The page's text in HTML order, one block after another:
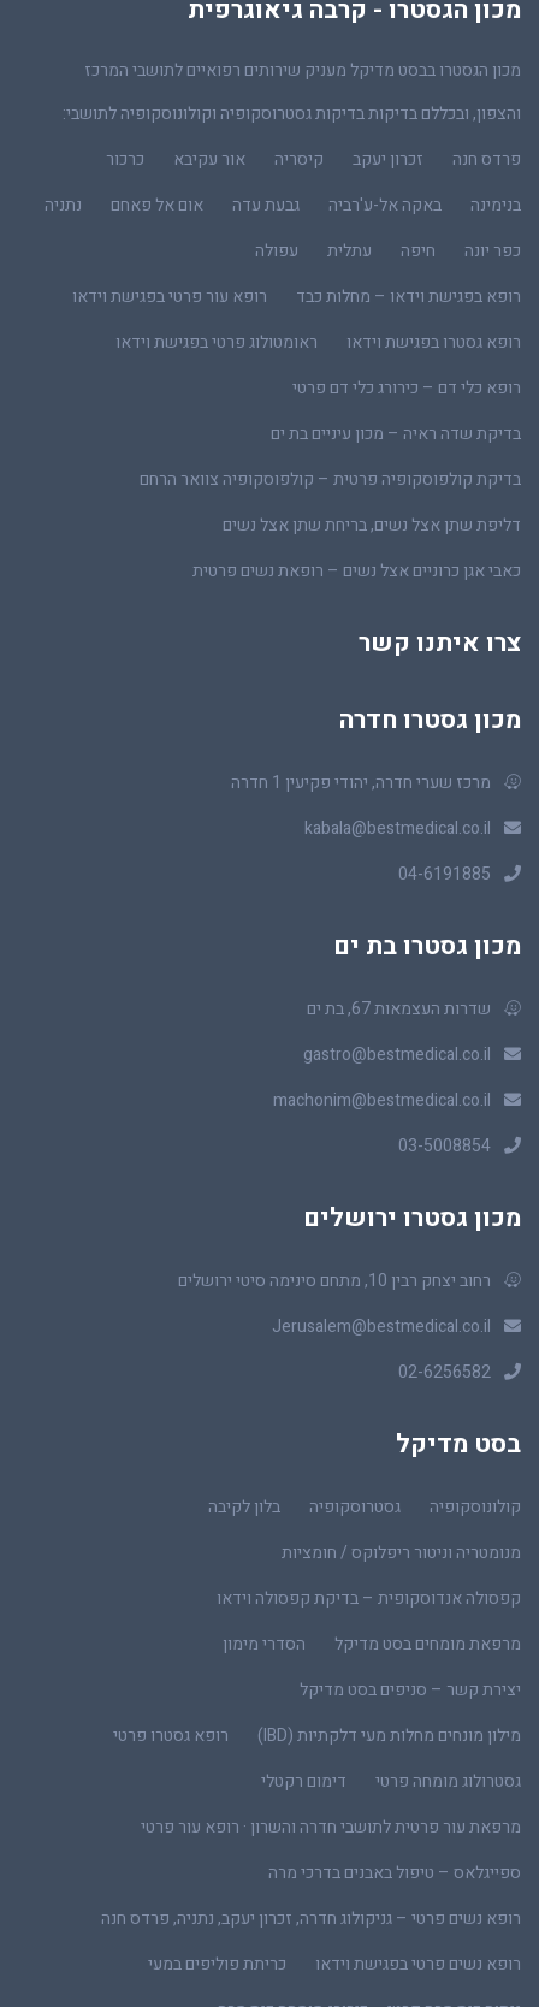
מכון הגסטרו - קרבה גיאוגרפית
מכון הגסטרו בבסט מדיקל מעניק שירותים רפואיים לתושבי המרכז
והצפון, ובכללם בדיקות בדיקות גסטרוסקופיה וקולונוסקופיה לתושבי:
פרדס חנה
זכרון יעקב קיסריה אור עקיבא
כרכור
בנימינה
באקה אל-ע'רביה גבעת עדה אום אל פאחם
נתניה
כפר יונה
חיפה עתלית
עפולה
רופא בפגישת וידאו – מחלות כבד
רופא עור פרטי בפגישת וידאו
רופא גסטרו בפגישת וידאו
ראומטולוג פרטי בפגישת וידאו
רופא כלי דם – כירורג כלי דם פרטי
בדיקת שדה ראיה – מכון עיניים בת ים
בדיקת קולפוסקופיה פרטית – קולפוסקופיה צוואר הרחם
דליפת שתן אצל נשים, בריחת שתן אצל נשים
כאבי אגן כרוניים אצל נשים – רופאת נשים פרטית
צרו איתנו קשר
מכון גסטרו חדרה
מרכז שערי חדרה, יהודי פקיעין 1 חדרה
kabala@bestmedical.co.il
04-6191885
מכון גסטרו בת ים
שדרות העצמאות 67, בת ים
gastro@bestmedical.co.il
machonim@bestmedical.co.il
03-5008854
מכון גסטרו ירושלים
רחוב יצחק רבין 10, מתחם סינימה סיטי ירושלים
Jerusalem@bestmedical.co.il
02-6256582
בסט מדיקל
קולונוסקופיה גסטרוסקופיה
בלון לקיבה
מנומטריה וניטור ריפלוקס / חומציות
קפסולה אנדוסקופית – בדיקת קפסולה וידאו
מרפאת מומחים בסט מדיקל
הסדרי מימון
יצירת קשר – סניפים בסט מדיקל
מילון מונחים מחלות מעי דלקתיות (IBD)
רופא גסטרו פרטי
גסטרולוג מומחה פרטי
דימום רקטלי
מרפאת עור פרטית לתושבי חדרה והשרון · רופא עור פרטי
ספייגלאס – טיפול באבנים בדרכי מרה
רופא נשים פרטי – גניקולוג חדרה, זכרון יעקב, נתניה, פרדס חנה
רופא נשים פרטי בפגישת וידאו
כריתת פוליפים במעי